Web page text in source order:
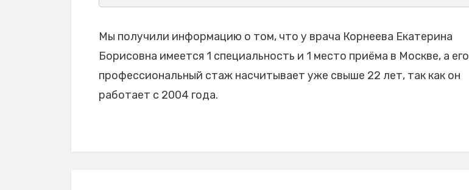
Мы получили информацию о том, что у врача Корнеева Екатерина
Борисовна имеется 1 специальность и 1 место приёма в Москве, а его
профессиональный стаж насчитывает уже свыше 22 лет, так как он
работает с 2004 года.